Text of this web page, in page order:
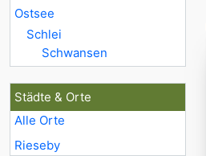
Ostsee
Schlei
Schwansen
Städte & Orte
Alle Orte
Rieseby